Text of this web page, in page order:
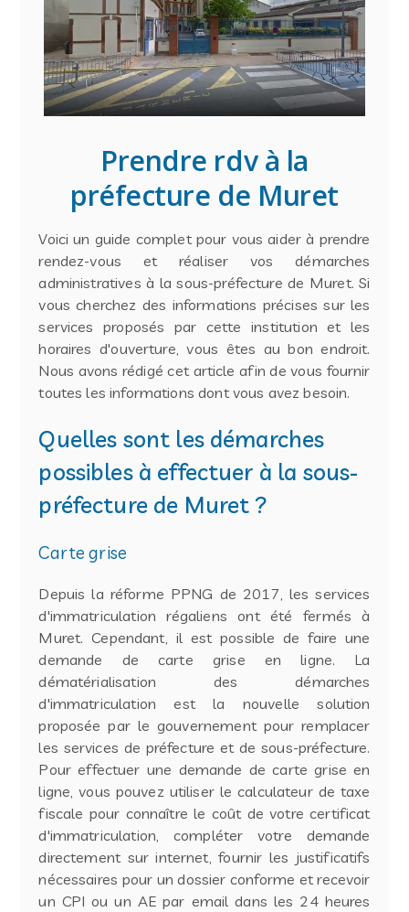
Prendre rdv à la
préfecture de Muret
Voici un guide complet pour vous aider à prendre
rendez-vous et réaliser vos démarches
administratives à la sous-préfecture de Muret. Si
vous cherchez des informations précises sur les
services proposés par cette institution et les
horaires d'ouverture, vous êtes au bon endroit.
Nous avons rédigé cet article afin de vous fournir
toutes les informations dont vous avez besoin.
Quelles sont les démarches
possibles à effectuer à la sous-
préfecture de Muret ?
Carte grise
Depuis la réforme PPNG de 2017, les services
d'immatriculation régaliens ont été fermés à
Muret. Cependant, il est possible de faire une
demande de carte grise en ligne. La
dématérialisation des démarches
d'immatriculation est la nouvelle solution
proposée par le gouvernement pour remplacer
les services de préfecture et de sous-préfecture.
Pour effectuer une demande de carte grise en
ligne, vous pouvez utiliser le calculateur de taxe
fiscale pour connaître le coût de votre certificat
d'immatriculation, compléter votre demande
directement sur internet, fournir les justificatifs
nécessaires pour un dossier conforme et recevoir
un CPI ou un AE par email dans les 24 heures